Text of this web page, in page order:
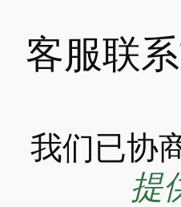
客服联
我们已协
提